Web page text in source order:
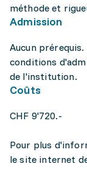
méthode et
Admission
Aucun
conditions
de l'institution.
Coûts
CHF 9'720.-
Pour plus
le site internet